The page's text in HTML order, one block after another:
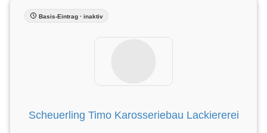
Basis-Eintrag · inaktiv
Scheuerling Timo Karosseriebau Lackiererei